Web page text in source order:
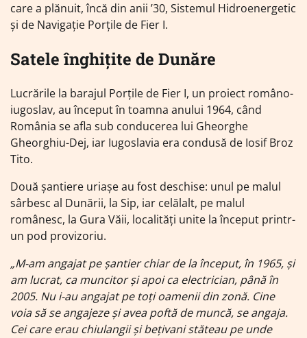
care a plănuit, încă din anii ’30, Sistemul Hidroenergetic
și de Navigație Porțile de Fier I.
Satele înghițite de Dunăre
Lucrările la barajul Porțile de Fier I, un proiect româno-
iugoslav, au început în toamna anului 1964, când
România se afla sub conducerea lui Gheorghe
Gheorghiu-Dej, iar Iugoslavia era condusă de Iosif Broz
Tito.
Două șantiere uriașe au fost deschise: unul pe malul
sârbesc al Dunării, la Sip, iar celălalt, pe malul
românesc, la Gura Văii, localități unite la început printr-
un pod provizoriu.
„M-am angajat pe șantier chiar de la început, în 1965, și
am lucrat, ca muncitor și apoi ca electrician, până în
2005. Nu i-au angajat pe toți oamenii din zonă. Cine
voia să se angajeze și avea poftă de muncă, se angaja.
Cei care erau chiulangii și bețivani stăteau pe unde